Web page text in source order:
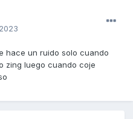
hace un ruido solo cuando
zing luego cuando coje